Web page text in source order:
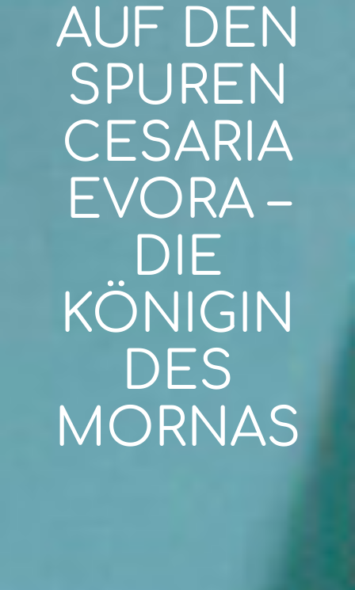
AUF DEN
SPUREN
CESARIA
EVORA –
DIE
KÖNIGIN
DES
MORNAS